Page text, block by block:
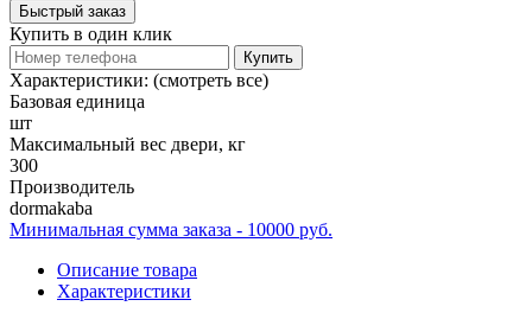
Быстрый заказ
Купить в один клик
Купить
Характеристики: (смотреть все)
Базовая единица
шт
Максимальный вес двери, кг
300
Производитель
dormakaba
Минимальная сумма заказа - 10000 руб.
Описание товара
Характеристики